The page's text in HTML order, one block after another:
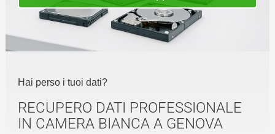
Hai perso i tuoi dati?
RECUPERO DATI PROFESSIONALE
IN CAMERA BIANCA A GENOVA